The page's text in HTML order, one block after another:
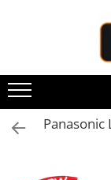
Aparate Foto
Aparate Foto
Aparate Foto
Panasonic